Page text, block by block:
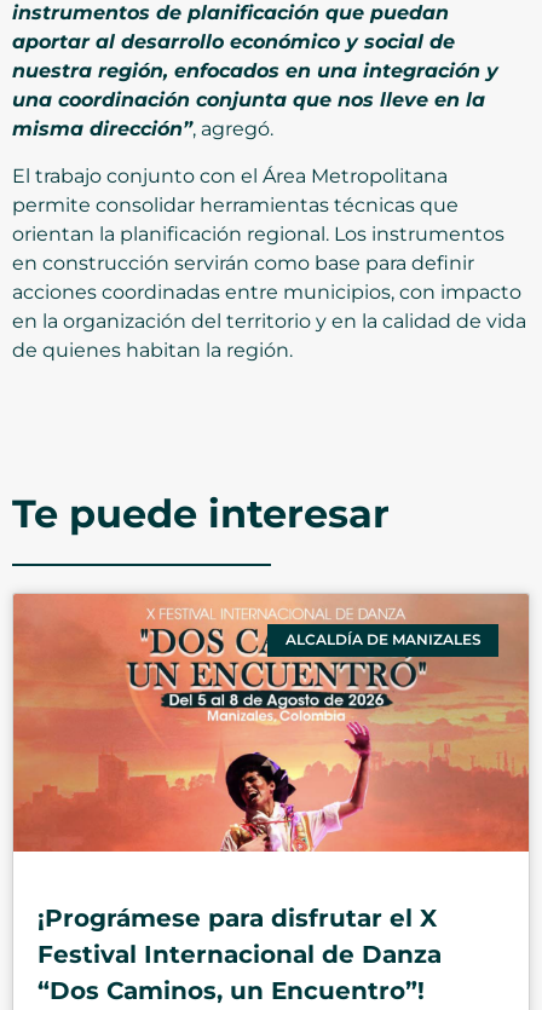
instrumentos de planificación que puedan
aportar al desarrollo económico y social de
nuestra región, enfocados en una integración y
una coordinación conjunta que nos lleve en la
misma dirección”, agregó.
El trabajo conjunto con el Área Metropolitana
permite consolidar herramientas técnicas que
orientan la planificación regional. Los instrumentos
en construcción servirán como base para definir
acciones coordinadas entre municipios, con impacto
en la organización del territorio y en la calidad de vida
de quienes habitan la región.
Te puede interesar
ALCALDÍA DE MANIZALES
¡Prográmese para disfrutar el X
Festival Internacional de Danza
“Dos Caminos, un Encuentro”!